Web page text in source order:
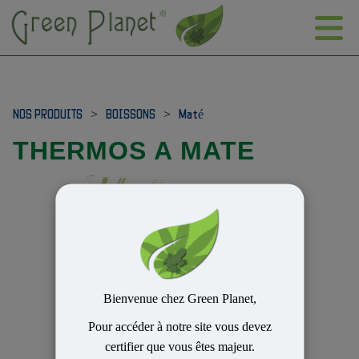
Bienvenue chez Green Planet,
Pour accéder à notre site vous devez
certifier que vous êtes majeur.
NOS PRODUITS > BOISSONS > Maté
THERMOS A MATE